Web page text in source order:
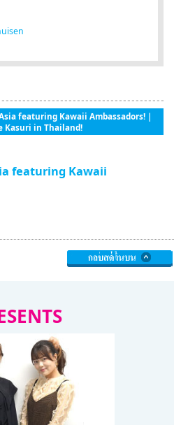
featuring Kawaii Ambassadors!｜
Kasuri in Thailand!
featuring Kawaii